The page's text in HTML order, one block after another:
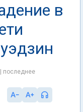
в
последнее